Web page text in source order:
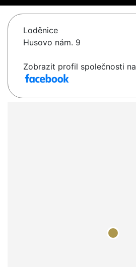
Loděnice
Husovo nám. 9
Zobrazit profil společnosti na